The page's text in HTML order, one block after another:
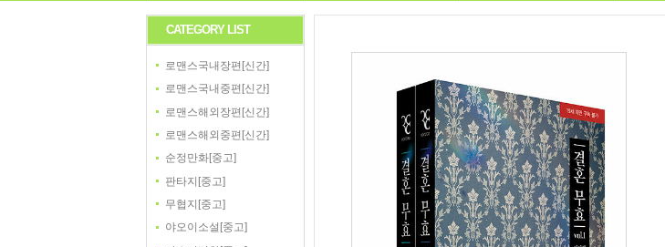
CATEGORY LIST
로맨스국내장편[신간]
로맨스국내중편[신간]
로맨스해외장편[신간]
로맨스해외중편[신간]
순정만화[중고]
판타지[중고]
무협지[중고]
야오이소설[중고]